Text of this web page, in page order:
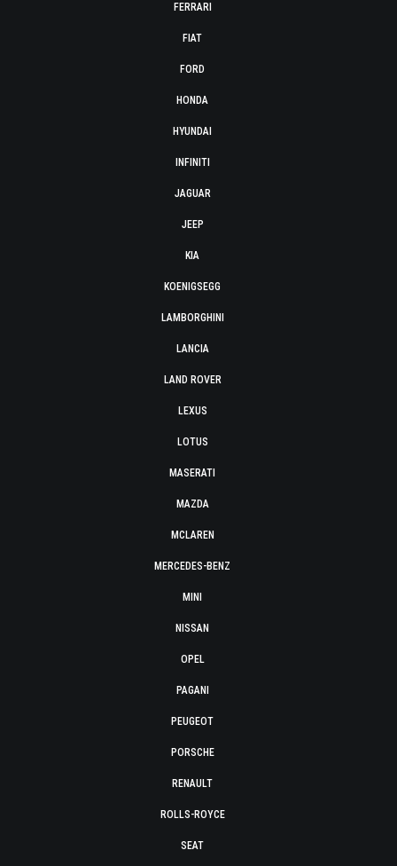
FERRARI
FIAT
FORD
HONDA
HYUNDAI
INFINITI
JAGUAR
JEEP
KIA
KOENIGSEGG
LAMBORGHINI
LANCIA
LAND ROVER
LEXUS
LOTUS
MASERATI
MAZDA
MCLAREN
MERCEDES-BENZ
MINI
NISSAN
OPEL
PAGANI
PEUGEOT
PORSCHE
RENAULT
ROLLS-ROYCE
SEAT